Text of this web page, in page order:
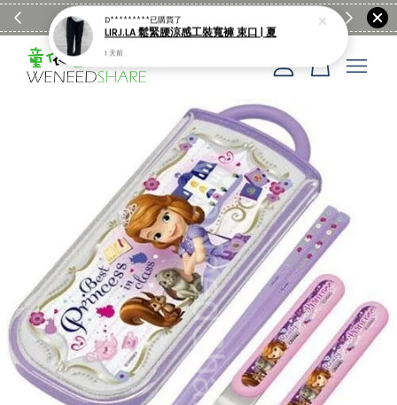
滿$1990送日亞麻棉簡約餐墊 童裝
您的購物車目前還是空的。
繼續購物